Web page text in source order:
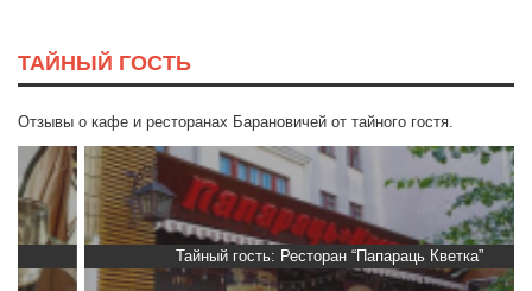
ТАЙНЫЙ ГОСТЬ
Отзывы о кафе и ресторанах Барановичей от тайного гостя.
Тайный гость: Ресторан “Папараць Кветка”